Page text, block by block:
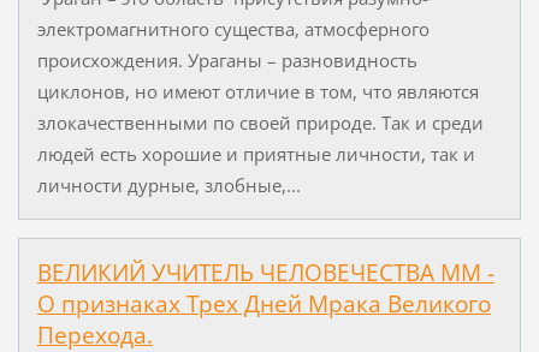
электромагнитного существа, атмосферного
происхождения. Ураганы – разновидность
циклонов, но имеют отличие в том, что являются
злокачественными по своей природе. Так и среди
людей есть хорошие и приятные личности, так и
личности дурные, злобные,...
ВЕЛИКИЙ УЧИТЕЛЬ ЧЕЛОВЕЧЕСТВА ММ -
О признаках Трех Дней Мрака Великого
Перехода.